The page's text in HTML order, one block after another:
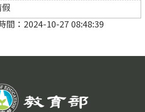
間：2024-10-27 08:48:39